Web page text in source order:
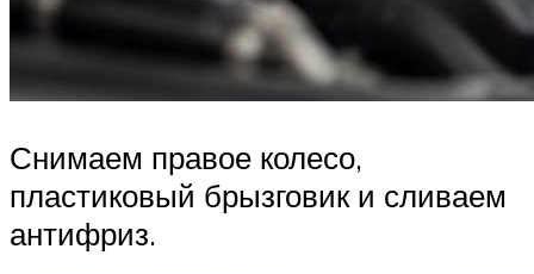
Снимаем правое колесо,
пластиковый брызговик и сливаем
антифриз.